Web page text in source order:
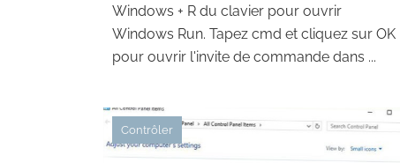
Windows + R du clavier pour ouvrir
Windows Run. Tapez cmd et cliquez sur OK
pour ouvrir l'invite de commande dans ...
Contrôler